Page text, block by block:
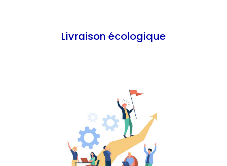
Livraison écologique
En savoir plus